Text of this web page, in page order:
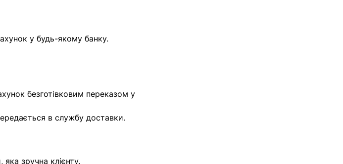
у будь-якому банку.
безготівковим переказом у
в службу доставки.
зручна клієнту.